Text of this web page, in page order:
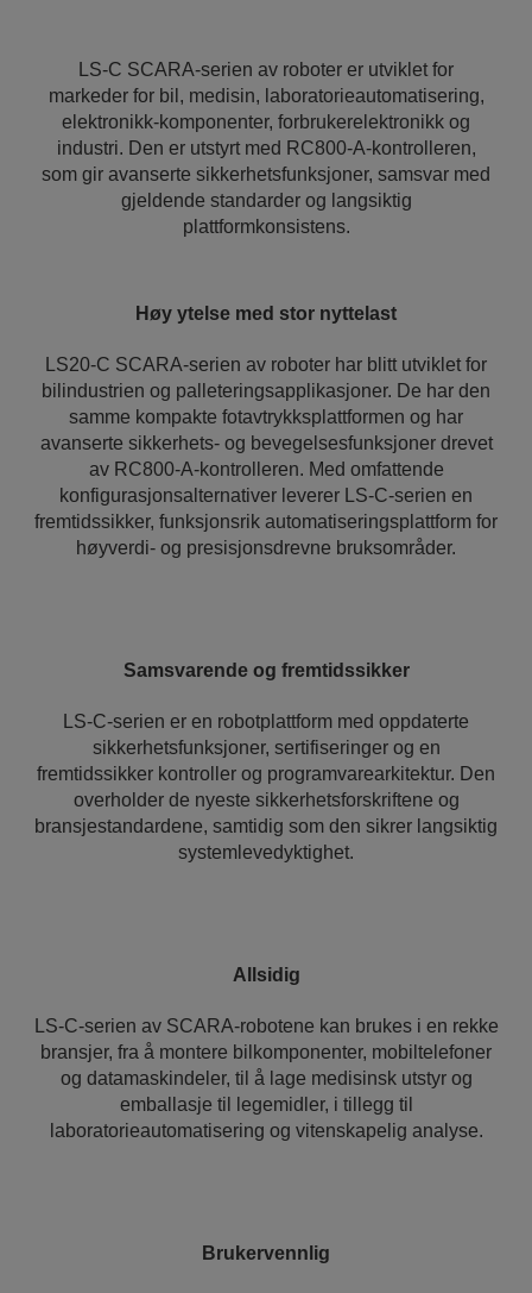
LS-C SCARA-serien av roboter er utviklet for
markeder for bil, medisin, laboratorieautomatisering,
elektronikk-komponenter, forbrukerelektronikk og
industri. Den er utstyrt med RC800‑A-kontrolleren,
som gir avanserte sikkerhetsfunksjoner, samsvar med
gjeldende standarder og langsiktig
plattformkonsistens.
Høy ytelse med stor nyttelast
LS20‑C SCARA-serien av roboter har blitt utviklet for
bilindustrien og palleteringsapplikasjoner. De har den
samme kompakte fotavtrykksplattformen og har
avanserte sikkerhets- og bevegelsesfunksjoner drevet
av RC800‑A-kontrolleren. Med omfattende
konfigurasjonsalternativer leverer LS‑C-serien en
fremtidssikker, funksjonsrik automatiseringsplattform for
høyverdi- og presisjonsdrevne bruksområder.
Samsvarende og fremtidssikker
LS-C‑serien er en robotplattform med oppdaterte
sikkerhetsfunksjoner, sertifiseringer og en
fremtidssikker kontroller og programvarearkitektur. Den
overholder de nyeste sikkerhetsforskriftene og
bransjestandardene, samtidig som den sikrer langsiktig
systemlevedyktighet.
Allsidig
LS-C-serien av SCARA-robotene kan brukes i en rekke
bransjer, fra å montere bilkomponenter, mobiltelefoner
og datamaskindeler, til å lage medisinsk utstyr og
emballasje til legemidler, i tillegg til
laboratorieautomatisering og vitenskapelig analyse.
Brukervennlig